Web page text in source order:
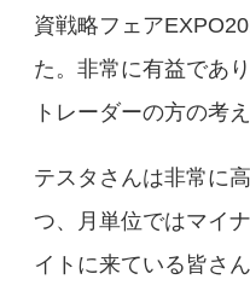
資戦略フェア
た。非常に有益であ
トレーダーの方の考
テスタさんは非常に
つ、月単位ではマイ
イトに来ている皆さ